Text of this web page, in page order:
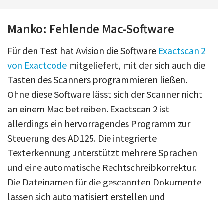
Manko: Fehlende Mac-Software
Für den Test hat Avision die Software Exactscan 2
von Exactcode mitgeliefert, mit der sich auch die
Tasten des Scanners programmieren ließen.
Ohne diese Software lässt sich der Scanner nicht
an einem Mac betreiben. Exactscan 2 ist
allerdings ein hervorragendes Programm zur
Steuerung des AD125. Die integrierte
Texterkennung unterstützt mehrere Sprachen
und eine automatische Rechtschreibkorrektur.
Die Dateinamen für die gescannten Dokumente
lassen sich automatisiert erstellen und